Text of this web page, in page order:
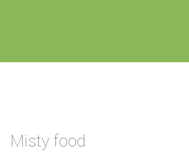
Misty food